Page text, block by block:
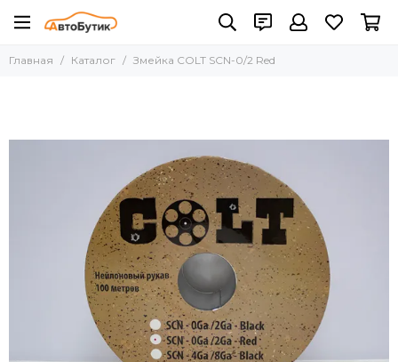
Главная Каталог Змейка COLT SCN-0/2 Red